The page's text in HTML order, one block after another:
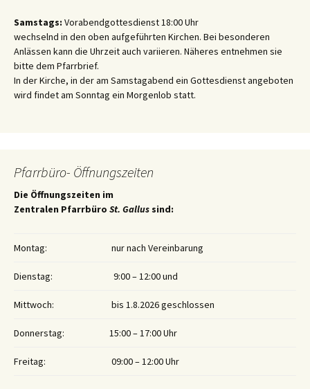
Samstags: Vorabendgottesdienst 18:00 Uhr
wechselnd in den oben aufgeführten Kirchen. Bei besonderen
Anlässen kann die Uhrzeit auch variieren. Näheres entnehmen sie
bitte dem Pfarrbrief.
In der Kirche, in der am Samstagabend ein Gottesdienst angeboten
wird findet am Sonntag ein Morgenlob statt.
Pfarrbüro- Öffnungszeiten
Die Öffnungszeiten im
Zentralen Pfarrbüro St. Gallus sind:
Montag: nur nach Vereinbarung
Dienstag: 9:00 – 12:00 und
Mittwoch: bis 1.8.2026 geschlossen
Donnerstag: 15:00 – 17:00 Uhr
Freitag: 09:00 – 12:00 Uhr